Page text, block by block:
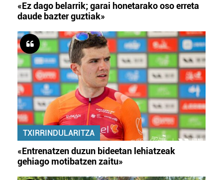
«Ez dago belarrik; garai honetarako oso erreta
daude bazter guztiak»
TXIRRINDULARITZA
«Entrenatzen duzun bideetan lehiatzeak
gehiago motibatzen zaitu»